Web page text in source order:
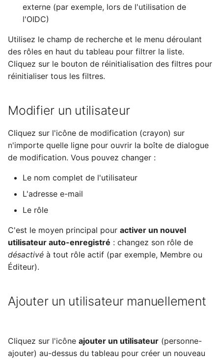
h
externe (par exemple, lors de l'utilisation de
l'OIDC)
Utilisez le champ de recherche et le menu déroulant
des rôles en haut du tableau pour filtrer la liste.
Cliquez sur le bouton de réinitialisation des filtres pour
réinitialiser tous les filtres.
Modifier un utilisateur
Cliquez sur l'icône de modification (crayon) sur
n'importe quelle ligne pour ouvrir la boîte de dialogue
de modification. Vous pouvez changer :
Le nom complet de l'utilisateur
L'adresse e-mail
Le rôle
C'est le moyen principal pour activer un nouvel
utilisateur auto-enregistré : changez son rôle de
désactivé à tout rôle actif (par exemple, Membre ou
Éditeur).
Ajouter un utilisateur manuellement
Cliquez sur l'icône ajouter un utilisateur (personne-
ajouter) au-dessus du tableau pour créer un nouveau